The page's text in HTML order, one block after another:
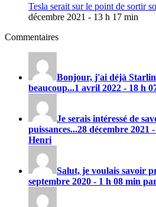
Tesla serait sur le point de sortir
décembre 2021 - 13 h 17 min
Commentaires
Bonjour, j'ai déjà
beaucoup...1 avril 2022 - 18 h
Je serais intéressé de
puissances...28 décembre 2021
Henri
Salut, je voulais savoir
septembre 2020 - 1 h 08 min